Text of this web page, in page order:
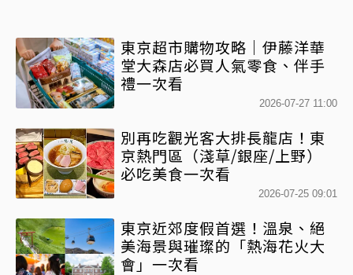
東京超市購物攻略｜伊藤洋華
堂大森店必買人氣零食、伴手
禮一次看
2026-07-27 11:00
別再吃觀光客大排長龍店！東
京熱門區（淺草/銀座/上野）
必吃美食一次看
2026-07-25 09:01
東京近郊度假首選！溫泉、絕
美海景與璀璨的「熱海花火大
會」一次看